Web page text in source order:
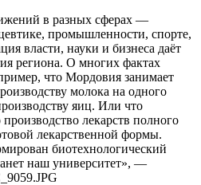
в разных сферах —
промышленности, спорте,
власти, науки и бизнеса даёт
региона. О многих фактах
что Мордовия занимает
молока на одного
яиц. Или что
лекарств полного
лекарственной формы.
биотехнологический
наш университет», —